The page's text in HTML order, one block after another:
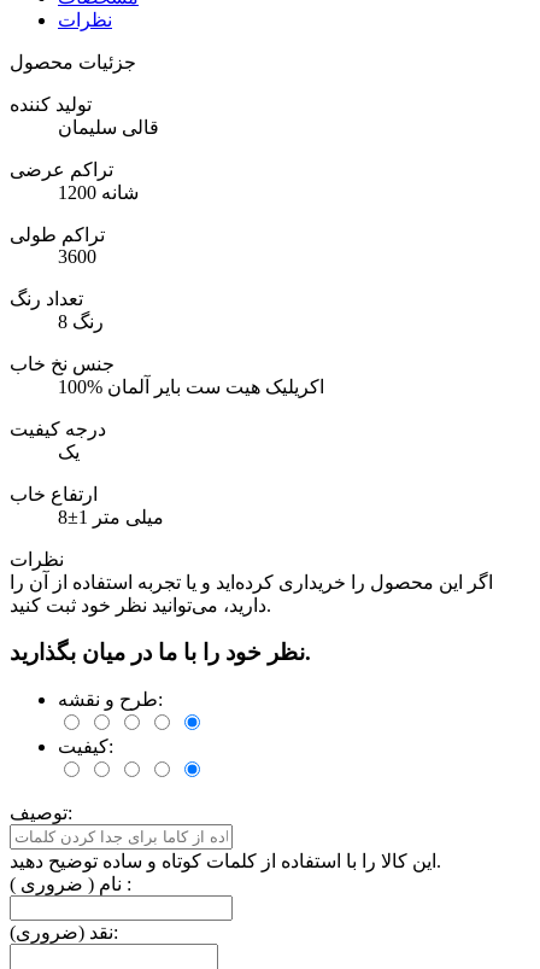
نظرات
جزئیات محصول
تولید کننده
قالی سلیمان
تراکم عرضی
1200 شانه
تراکم طولی
3600
تعداد رنگ
8 رنگ
جنس نخ خاب
100% اکریلیک هیت ست بایر آلمان
درجه کیفیت
یک
ارتفاع خاب
8±1 میلی متر
نظرات
اگر این محصول را خریداری کرده‌اید و یا تجربه استفاده از آن را
دارید، می‌توانید نظر خود ثبت کنید.
نظر خود را با ما در میان بگذارید.
طرح و نقشه:
کیفیت:
توصیف:
این کالا را با استفاده از کلمات کوتاه و ساده توضیح دهید.
نام ( ضروری ) :
نقد (ضروری):